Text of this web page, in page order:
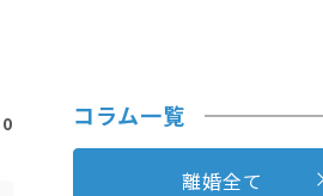
コラム一覧
離婚全て